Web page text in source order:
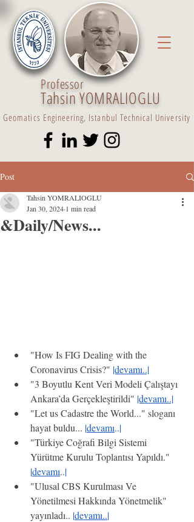
Professor
Tahsin YOMRALIOGLU
Geomatics Engineering, Istanbul Technical University
Post
&Daily/News...
Tahsin YOMRALIOGLU
Jan 30, 2024 1 min read
"How Is FIG Dealing with the
Coronavirus Crisis?" |devamı..|
"3 Boyutlu Kent Veri Modeli Çalıştayı
Ankara’da Gerçekleştirildi" |devamı..|
"Let us Cadastre the World..." sloganı
hayat buldu... |devamı..|
"Türkiye Coğrafi Bilgi Sistemi
Yürütme Kurulu Toplantısı Yapıldı."
|devamı..|
"Ulusal CBS Kurulması Ve
Yönetilmesi Hakkında Yönetmelik"
yayınladı.. |devamı..|